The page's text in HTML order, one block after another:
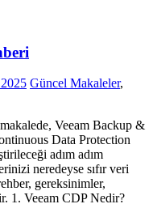
Güncel Makaleler,
Veeam Backup &
Data Protection
adım adım
neredeyse sıfır veri
gereksinimler,
1. Veeam CDP Nedir?